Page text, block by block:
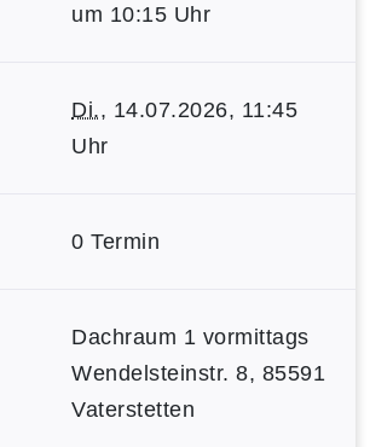
um 10:15 Uhr
Di., 14.07.2026, 11:45
Uhr
0 Termin
Dachraum 1 vormittags
Wendelsteinstr. 8, 85591
Vaterstetten